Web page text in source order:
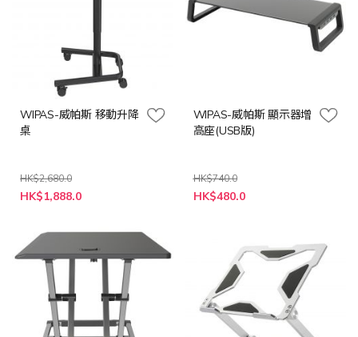
WIPAS-威帕斯 移動升降
桌
HK$2,680.0
特
殊
HK$1,888.0
WIPAS-威帕斯 顯示器增
高座(USB版)
HK$740.0
特
殊
HK$480.0